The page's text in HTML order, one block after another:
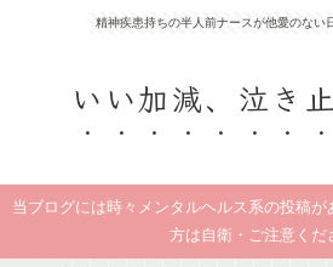
精神疾患持ちの半人前ナースが他愛のない
いい加減、泣き
当ブログには時々メンタルヘルス系の投稿
方は自衛・ご注意くだ